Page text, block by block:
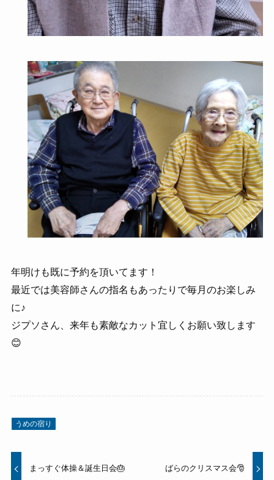
年明けも既に予約を頂いてます！
最近では美容師さんの指名もあったりで毎月のお楽しみ
に♪
ジプソさん、来年も素敵なカット宜しくお願い致します
😊
うめの宿り
まっすぐ体操＆誕生日会🎂 ばらのクリスマス会🎅